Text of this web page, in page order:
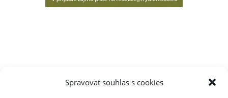
Spravovat souhlas s cookies